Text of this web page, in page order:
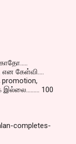
கேள்வி....
இல்லை......... 100
completes-